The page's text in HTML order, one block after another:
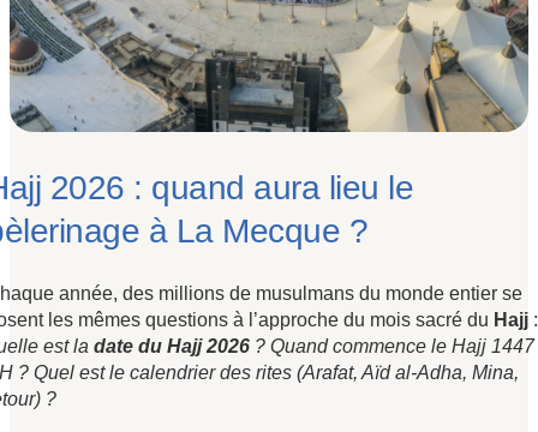
2026 : quand aura lieu le
à La Mecque ?
année, des millions de musulmans du monde entier se
les mêmes questions à l’approche du mois sacré du Hajj :
est la date du Hajj 2026 ? Quand commence le Hajj 1447
? Quel est le calendrier des rites (Arafat, Aïd al-Adha, Mina,
?